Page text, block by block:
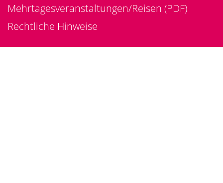
Mehrtagesveranstaltungen/Reisen (PDF)
Rechtliche Hinweise